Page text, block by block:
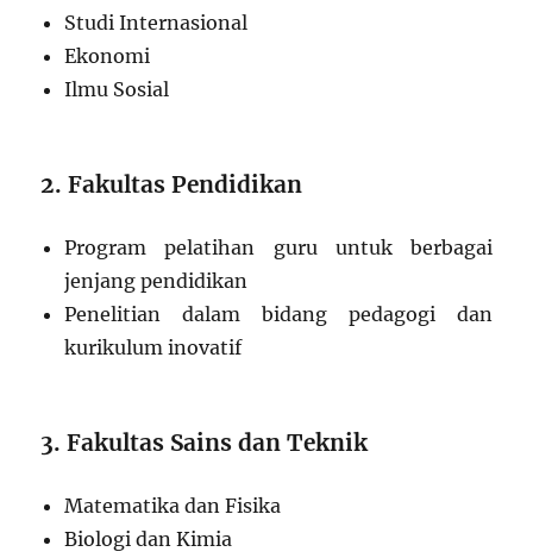
Studi Internasional
Ekonomi
Ilmu Sosial
2. Fakultas Pendidikan
Program pelatihan guru untuk berbagai
jenjang pendidikan
Penelitian dalam bidang pedagogi dan
kurikulum inovatif
3. Fakultas Sains dan Teknik
Matematika dan Fisika
Biologi dan Kimia